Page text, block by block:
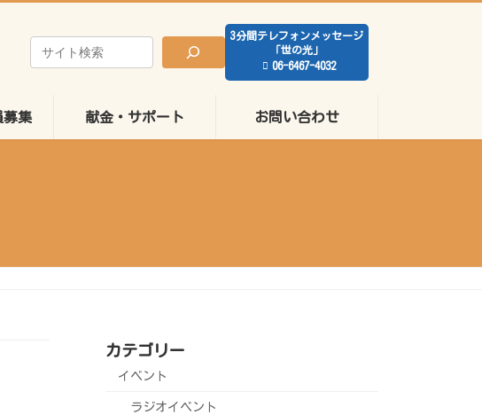
3分間テレフォンメッセージ
「世の光」
06-6467-4032
募集 献金・サポート お問い合わせ
カテゴリー
イベント
ラジオイベント